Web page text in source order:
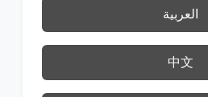
العربية
中文